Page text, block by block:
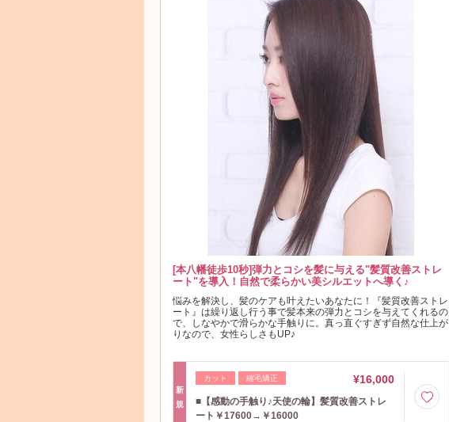
[本八幡徒歩10秒]弾力とコシを髪に与える"髪質改善ストレ
ート"を導入！自然で柔らかい美シルエットへ導く♪
悩みを解決し、髪のケアも叶えたいあなたに！『髪質改善ストレ
ート』は繰り返し行う事で髪本来の弾力とコシを与えてくれるの
で、しなやかで滑らかな手触りに。真っ直ぐすぎず自然な仕上が
りなので、女性らしさもUP♪
新
規
カット 縮毛矯正 ¥16,000
■【感動の手触り♪天使の輪】髪質改善ストレ
ート￥17600→￥16000